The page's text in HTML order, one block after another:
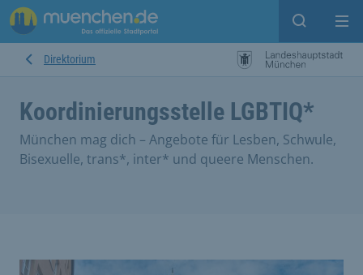
Open
Direktorium
Koordinierungsstelle LGBTIQ*
München mag dich – Angebote für Lesben, Schwule,
Bisexuelle, trans*, inter* und queere Menschen.